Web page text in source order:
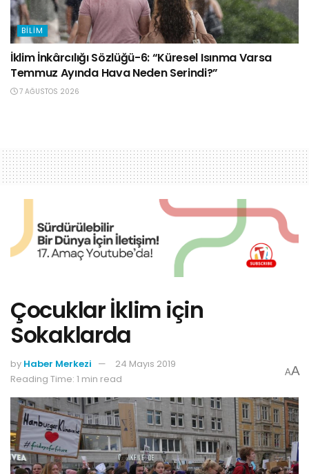
BILIM
İklim İnkârcılığı Sözlüğü-6: “Küresel Isınma Varsa
Temmuz Ayında Hava Neden Serindi?”
7 AĞUSTOS 2026
Çocuklar İklim için
Sokaklarda
by Haber Merkezi
24 Mayıs 2019
Reading Time: 1 min read
AA